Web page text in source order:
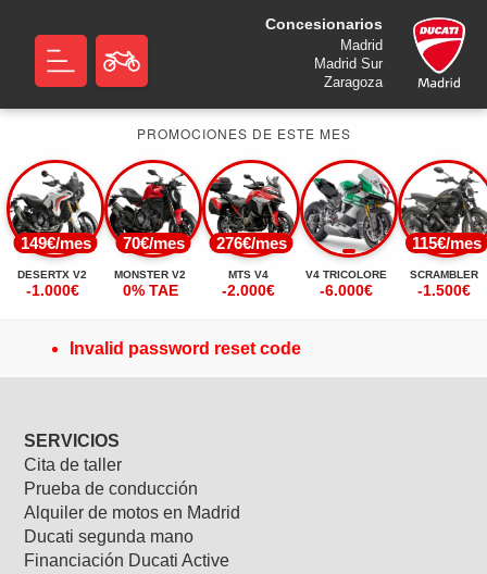
PROMOCIONES DE ESTE MES
149€/mes
DESERTX V2
-1.000€
70€/mes
MONSTER V2
0% TAE
276€/mes
MTS V4
-2.000€
V4 TRICOLORE
-6.000€
115€/mes
SCRAMBLER
-1.500€
Concesionarios
Madrid
Madrid Sur
Zaragoza
Invalid password reset code
SERVICIOS
Cita de taller
Prueba de conducción
Alquiler de motos en Madrid
Ducati segunda mano
Financiación Ducati Active